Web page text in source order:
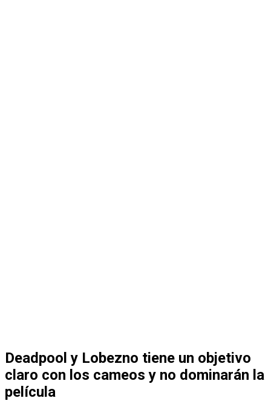
Deadpool y Lobezno tiene un objetivo
claro con los cameos y no dominarán la
película